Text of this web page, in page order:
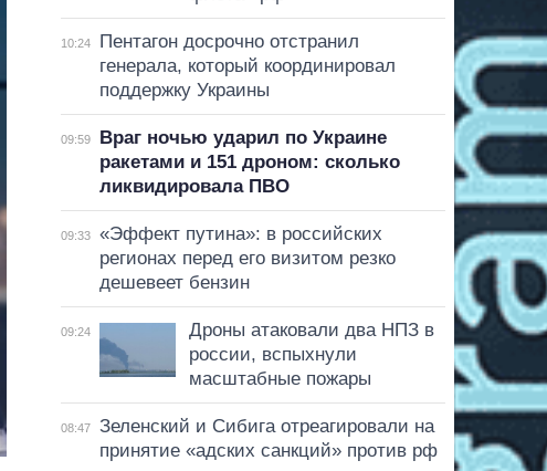
10:24
Пентагон досрочно отстранил
генерала, который координировал
поддержку Украины
09:59
Враг ночью ударил по Украине
ракетами и 151 дроном: сколько
ликвидировала ПВО
09:33
«Эффект путина»: в российских
регионах перед его визитом резко
дешевеет бензин
09:24
Дроны атаковали два НПЗ в
россии, вспыхнули
масштабные пожары
08:47
Зеленский и Сибига отреагировали на
принятие «адских санкций» против рф